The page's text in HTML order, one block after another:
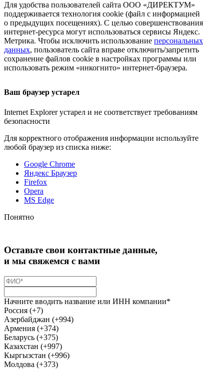
Для удобства пользователей сайта ООО «ДИРЕКТУМ»
поддерживается технология cookie (файл с информацией
о предыдущих посещениях). С целью совершенствования
интернет-ресурса могут использоваться сервисы Яндекс.
Метрика. Чтобы исключить использование персональных
данных, пользователь сайта вправе отключить/запретить
сохранение файлов cookie в настройках программы или
использовать режим «инкогнито» интернет-браузера.
Ваш браузер устарел
Internet Explorer устарел и не соответствует требованиям
безопасности
Для корректного отображения информации используйте
любой браузер из списка ниже:
Google Chrome
Яндекс Браузер
Firefox
Opera
MS Edge
Понятно
Оставьте свои контактные данные,
и мы свяжемся с вами
Начните вводить название или ИНН компании*
Россия (+7)
Азербайджан (+994)
Армения (+374)
Беларусь (+375)
Казахстан (+997)
Кыргызстан (+996)
Молдова (+373)